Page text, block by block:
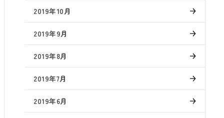
2019年10月
2019年9月
2019年8月
2019年7月
2019年6月